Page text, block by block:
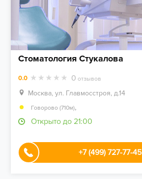
Стоматология Стукалова
0.0 0 отзывов
Москва, ул. Главмосстроя, д.14
Говорово (710м),
Открыто до 21:00
+7 (499) 727-77-45